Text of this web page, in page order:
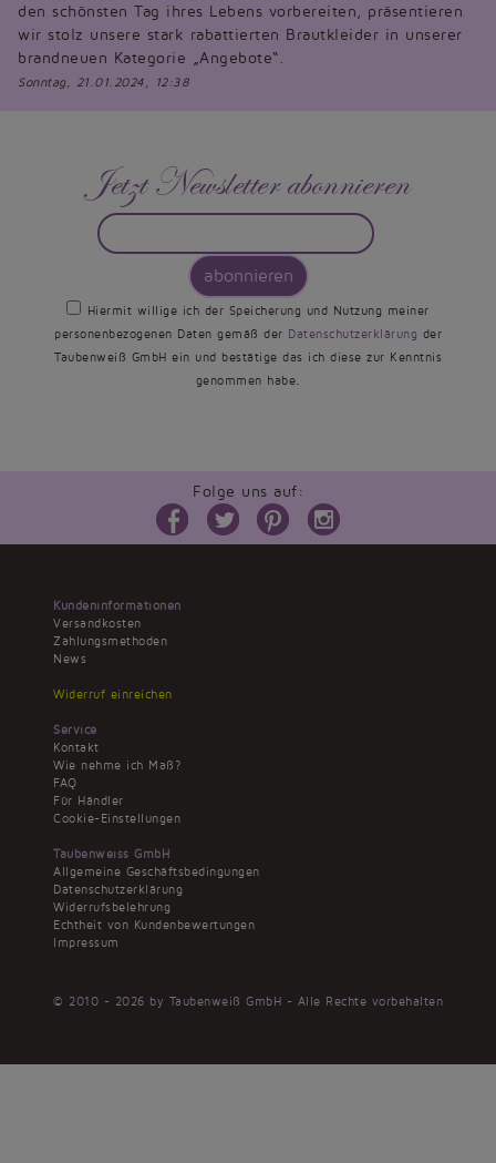
den schönsten Tag ihres Lebens vorbereiten, präsentieren
wir stolz unsere stark rabattierten Brautkleider in unserer
brandneuen Kategorie „Angebote“.
Sonntag, 21.01.2024, 12:38
Jetzt Newsletter abonnieren
abonnieren
Hiermit willige ich der Speicherung und Nutzung meiner
personenbezogenen Daten gemäß der Datenschutzerklärung der
Taubenweiß GmbH ein und bestätige das ich diese zur Kenntnis
genommen habe.
Folge uns auf:
Kundeninformationen
Versandkosten
Zahlungsmethoden
News
Widerruf einreichen
Service
Kontakt
Wie nehme ich Maß?
FAQ
Für Händler
Cookie-Einstellungen
Taubenweiss GmbH
Allgemeine Geschäftsbedingungen
Datenschutzerklärung
Widerrufsbelehrung
Echtheit von Kundenbewertungen
Impressum
© 2010 - 2026 by Taubenweiß GmbH - Alle Rechte vorbehalten